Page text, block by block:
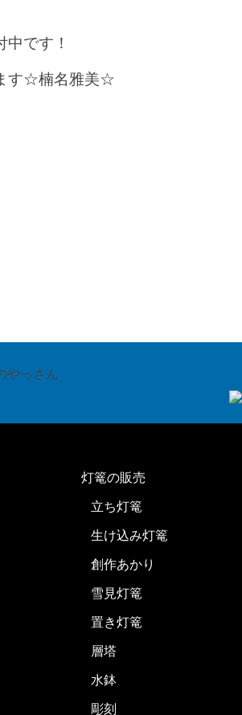
です！
す☆楠名雅美☆
灯篭の販売
立ち灯篭
生け込み灯篭
創作あかり
雪見灯篭
置き灯篭
層塔
水鉢
彫刻